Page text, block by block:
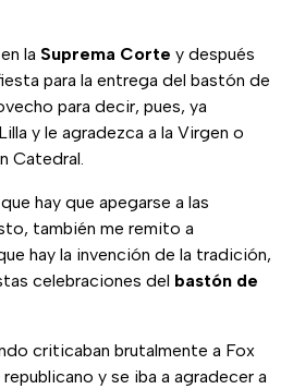
la Suprema Corte y después
para la entrega del bastón de
para decir, pues, ya
y le agradezca a la Virgen o
Catedral.
hay que apegarse a las
también me remito a
hay la invención de la tradición,
celebraciones del bastón de
criticaban brutalmente a Fox
y se iba a agradecer a